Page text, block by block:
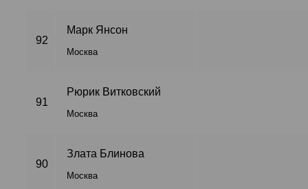
92
Марк Янсон
Москва
91
Рюрик Витковский
Москва
90
Злата Блинова
Москва